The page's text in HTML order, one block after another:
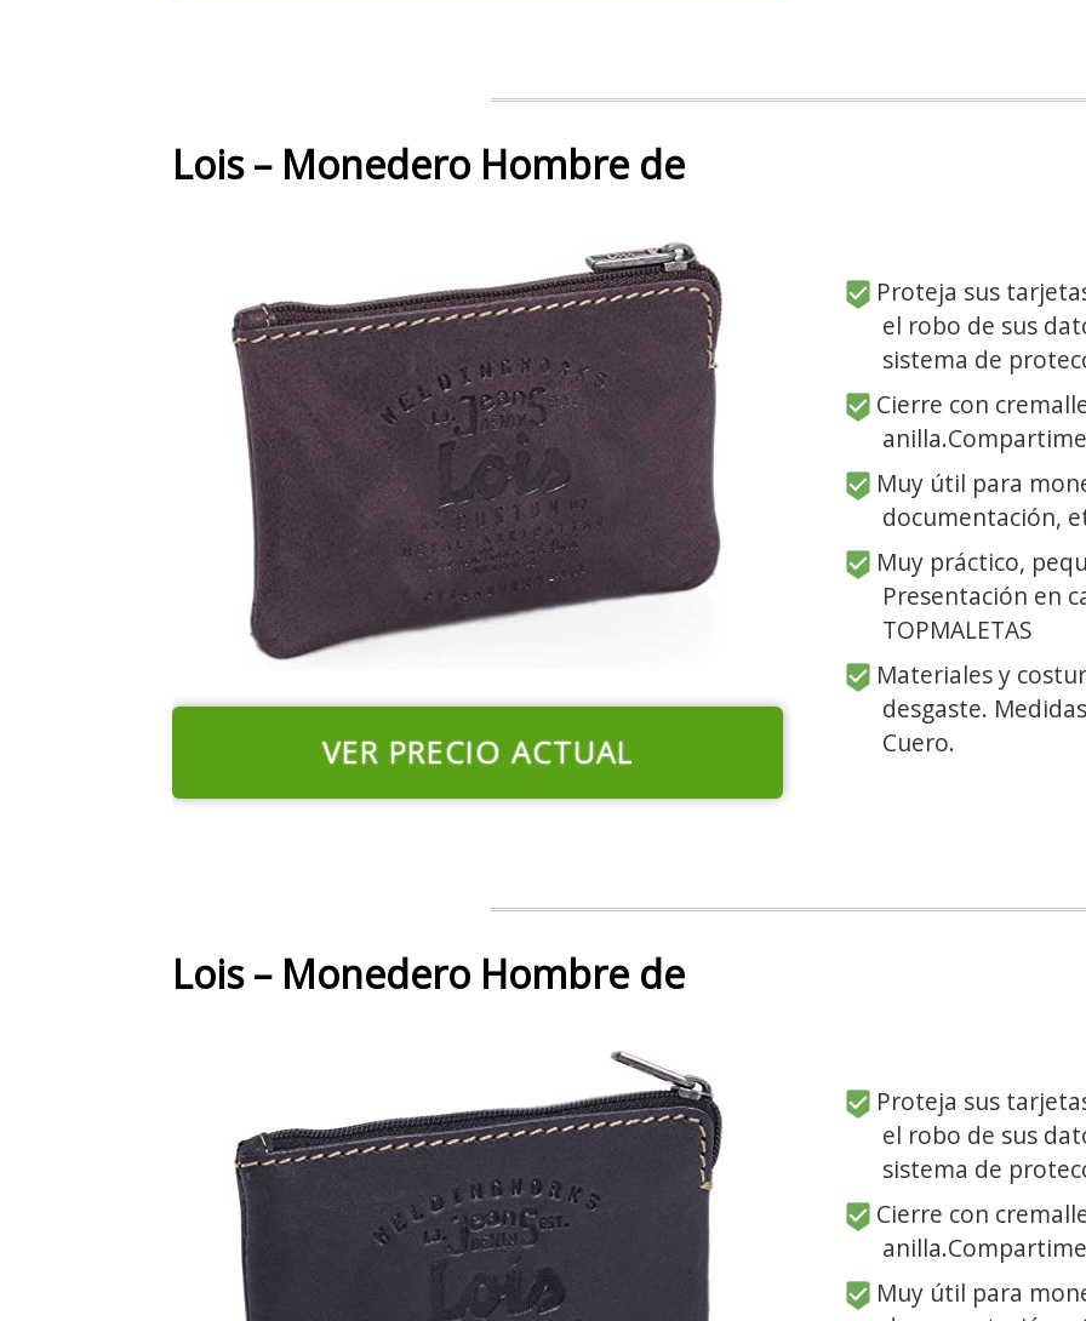
Lois – Monedero Hombre de
VER PRECIO ACTUAL
Proteja sus
el robo de sus
sistema de
Cierre con
Muy útil para
documentación,
Muy práctico,
Presentación en
TOPMALETAS
Materiales y
desgaste.
Cuero.
Lois – Monedero Hombre de
Proteja sus
el robo de sus
sistema de
Cierre con
Muy útil para